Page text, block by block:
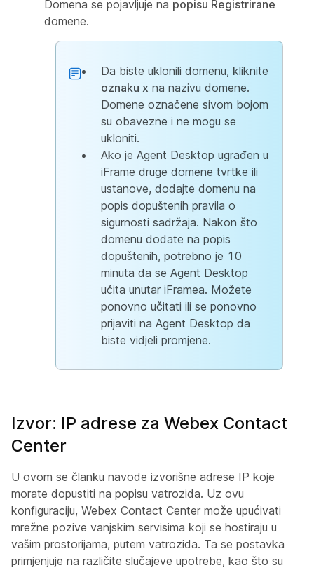
Domena se pojavljuje na popisu Registrirane
domene.
Da biste uklonili domenu, kliknite
oznaku x na nazivu domene.
Domene označene sivom bojom
su obavezne i ne mogu se
ukloniti.
Ako je Agent Desktop ugrađen u
iFrame druge domene tvrtke ili
ustanove, dodajte domenu na
popis dopuštenih pravila o
sigurnosti sadržaja. Nakon što
domenu dodate na popis
dopuštenih, potrebno je 10
minuta da se Agent Desktop
učita unutar iFramea. Možete
ponovno učitati ili se ponovno
prijaviti na Agent Desktop da
biste vidjeli promjene.
Izvor: IP adrese za Webex Contact
Center
U ovom se članku navode izvorišne adrese IP koje
morate dopustiti na popisu vatrozida. Uz ovu
konfiguraciju, Webex Contact Center može upućivati
mrežne pozive vanjskim servisima koji se hostiraju u
vašim prostorijama, putem vatrozida. Ta se postavka
primjenjuje na različite slučajeve upotrebe, kao što su